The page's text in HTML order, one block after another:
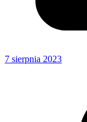
7 sierpnia 2023